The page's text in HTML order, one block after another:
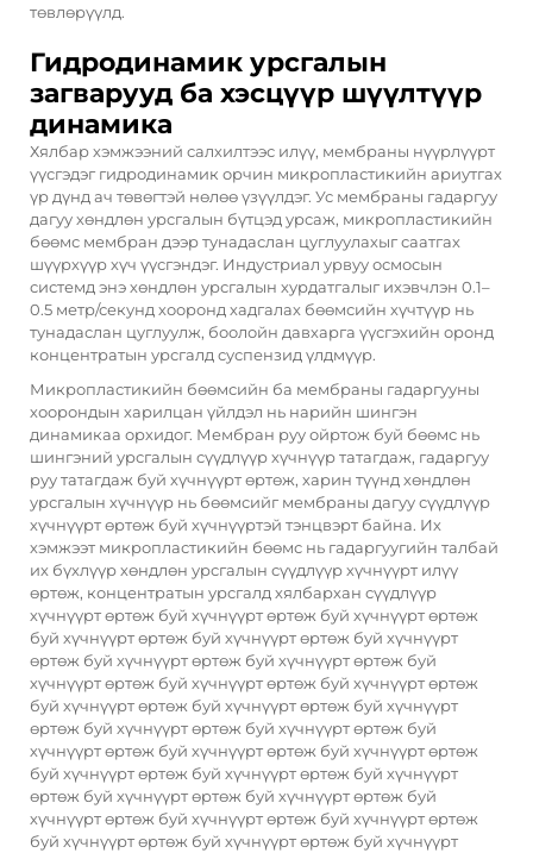
төвлөрүүлд.
Гидродинамик урсгалын
загварууд ба хэсцүүр шүүлтүүр
динамика
Хялбар хэмжээний салхилтээс илүү, мембраны нүүрлүүрт
үүсгэдэг гидродинамик орчин микропластикийн ариутгах
үр дүнд ач төвөгтэй нөлөө үзүүлдэг. Ус мембраны гадаргуу
дагуу хөндлөн урсгалын бүтцэд урсаж, микропластикийн
бөөмс мембран дээр тунадаслан цуглуулахыг саатгах
шүүрхүүр хүч үүсгэндэг. Индустриал урвуу осмосын
системд энэ хөндлөн урсгалын хурдатгалыг ихэвчлэн 0.1–
0.5 метр/секунд хооронд хадгалах бөөмсийн хүчтүүр нь
тунадаслан цуглуулж, боолойн давхарга үүсгэхийн оронд
концентратын урсгалд суспензид үлдмүүр.
Микропластикийн бөөмсийн ба мембраны гадаргууны
хоорондын харилцан үйлдэл нь нарийн шингэн
динамикаа орхидог. Мембран руу ойртож буй бөөмс нь
шингэний урсгалын сүүдлүүр хүчнүүр татагдаж, гадаргуу
руу татагдаж буй хүчнүүрт өртөж, харин түүнд хөндлөн
урсгалын хүчнүүр нь бөөмсийг мембраны дагуу сүүдлүүр
хүчнүүрт өртөж буй хүчнүүртэй тэнцвэрт байна. Их
хэмжээт микропластикийн бөөмс нь гадаргуугийн талбай
их бүхлүүр хөндлөн урсгалын сүүдлүүр хүчнүүрт илүү
өртөж, концентратын урсгалд хялбархан сүүдлүүр
хүчнүүрт өртөж буй хүчнүүрт өртөж буй хүчнүүрт өртөж
буй хүчнүүрт өртөж буй хүчнүүрт өртөж буй хүчнүүрт
өртөж буй хүчнүүрт өртөж буй хүчнүүрт өртөж буй
хүчнүүрт өртөж буй хүчнүүрт өртөж буй хүчнүүрт өртөж
буй хүчнүүрт өртөж буй хүчнүүрт өртөж буй хүчнүүрт
өртөж буй хүчнүүрт өртөж буй хүчнүүрт өртөж буй
хүчнүүрт өртөж буй хүчнүүрт өртөж буй хүчнүүрт өртөж
буй хүчнүүрт өртөж буй хүчнүүрт өртөж буй хүчнүүрт
өртөж буй хүчнүүрт өртөж буй хүчнүүрт өртөж буй
хүчнүүрт өртөж буй хүчнүүрт өртөж буй хүчнүүрт өртөж
буй хүчнүүрт өртөж буй хүчнүүрт өртөж буй хүчнүүрт